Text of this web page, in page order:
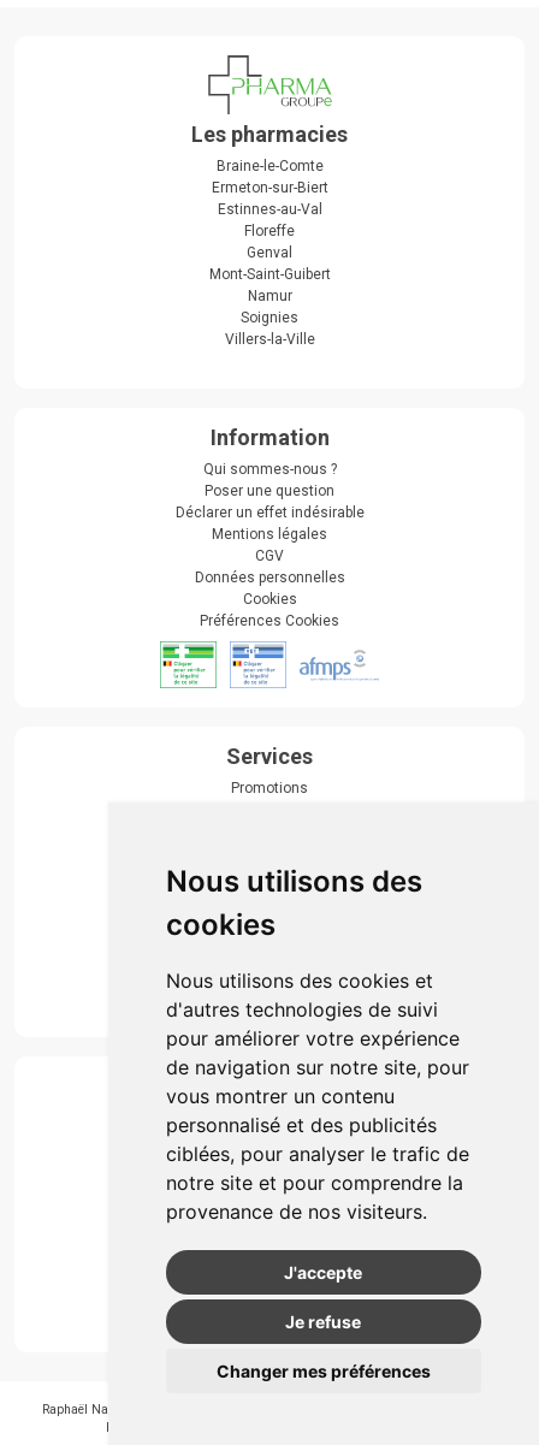
Nous utilisons des
cookies
Nous utilisons des cookies et
d'autres technologies de suivi
pour améliorer votre expérience
de navigation sur notre site, pour
vous montrer un contenu
personnalisé et des publicités
ciblées, pour analyser le trafic de
notre site et pour comprendre la
provenance de nos visiteurs.
J'accepte
Je refuse
Changer mes préférences
Les pharmacies
Braine-le-Comte
Ermeton-sur-Biert
Estinnes-au-Val
Floreffe
Genval
Mont-Saint-Guibert
Namur
Soignies
Villers-la-Ville
Information
Qui sommes-nous ?
Poser une question
Déclarer un effet indésirable
Mentions légales
CGV
Données personnelles
Cookies
Préférences Cookies
Services
Promotions
Actualités & conseils
Événements
Marques
Suivez-nous
Paiement
Simple, rapide et 100% sécurisé
Retrait & Livriason
Retrait en automate ou Locker
Livraison chez vous
Raphaël Nahon